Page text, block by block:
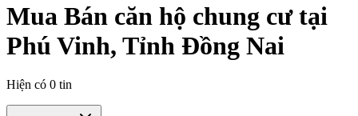
Mua Bán căn hộ chung cư tại
Phú Vinh, Tỉnh Đồng Nai
Hiện có 0 tin